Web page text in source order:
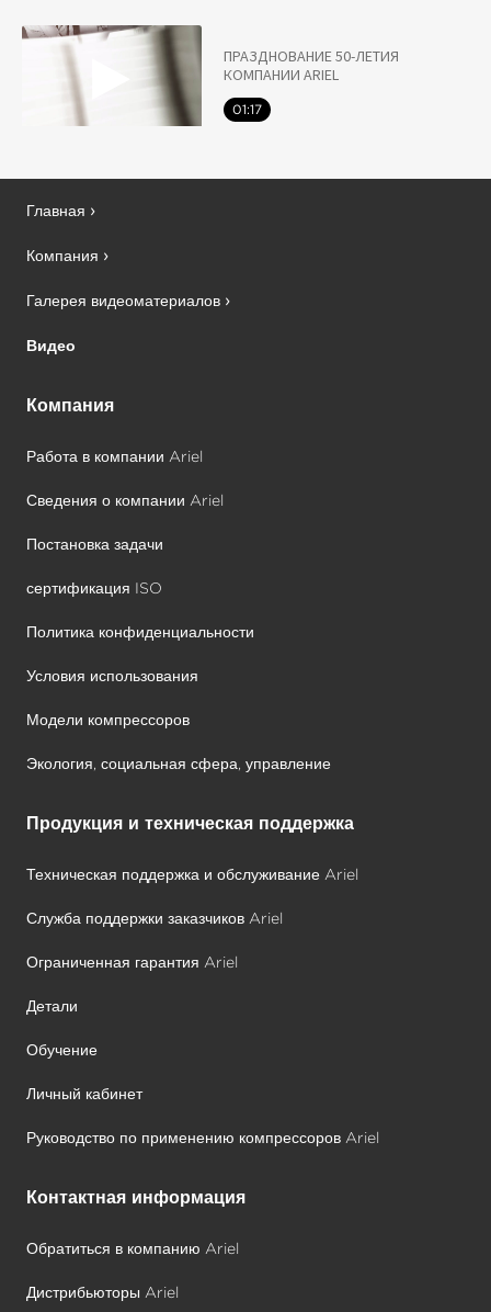
ПРАЗДНОВАНИЕ 50-ЛЕТИЯ
КОМПАНИИ ARIEL
01:17
Главная
Компания
Галерея видеоматериалов
Видео
Компания
Работа в компании Ariel
Сведения о компании Ariel
Постановка задачи
сертификация ISO
Политика конфиденциальности
Условия использования
Модели компрессоров
Экология, социальная сфера, управление
Продукция и техническая поддержка
Техническая поддержка и обслуживание Ariel
Служба поддержки заказчиков Ariel
Ограниченная гарантия Ariel
Детали
Обучение
Личный кабинет
Руководство по применению компрессоров Ariel
Контактная информация
Обратиться в компанию Ariel
Дистрибьюторы Ariel